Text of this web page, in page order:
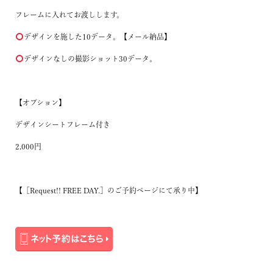
フレームに入れてお渡しします。
デザインを施した10データ。 【メール納品】
デザインなしの撮影ショット30データ。
【オプション】
デザインシートフレーム付き
2,000円
【［Request!! FREE DAY. ］のご予約ページにて承り中】